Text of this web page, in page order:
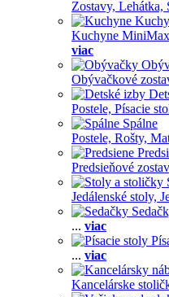
Zostavy, Lehátka,
Kuchyne
viac
Obývačkové
Postele, Písacie
Spálne
Postele, Rošty,
Predsieňové
Jedálenské stoly,
... viac
... viac
Kancelárske